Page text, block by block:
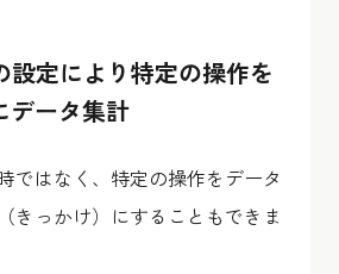
設定により特定の操作を
データ集計
ではなく、特定の操作をデータ
きっかけ）にすることもできま